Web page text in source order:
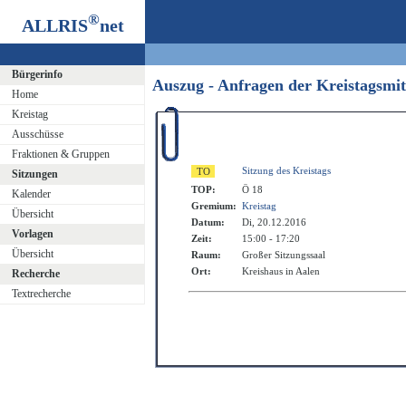
ALLRIS®net
Bürgerinfo
Home
Kreistag
Ausschüsse
Fraktionen & Gruppen
Sitzungen
Kalender
Übersicht
Vorlagen
Übersicht
Recherche
Textrecherche
Auszug - Anfragen der
Sitzung des Kreistags
TOP:
Ö 18
Gremium: Kreistag
Datum:
Di, 20.12.2016
Zeit:
15:00 - 17:20
Raum:
Großer Sitzungssaal
Ort:
Kreishaus in Aalen